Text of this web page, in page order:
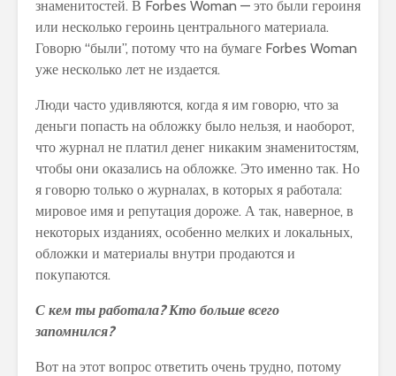
знаменитостей. В Forbes Woman — это были героиня
или несколько героинь центрального материала.
Говорю “были”, потому что на бумаге Forbes Woman
уже несколько лет не издается.
Люди часто удивляются, когда я им говорю, что за
деньги попасть на обложку было нельзя, и наоборот,
что журнал не платил денег никаким знаменитостям,
чтобы они оказались на обложке. Это именно так. Но
я говорю только о журналах, в которых я работала:
мировое имя и репутация дороже. А так, наверное, в
некоторых изданиях, особенно мелких и локальных,
обложки и материалы внутри продаются и
покупаются.
С кем ты работала? Кто больше всего
запомнился?
Вот на этот вопрос ответить очень трудно, потому